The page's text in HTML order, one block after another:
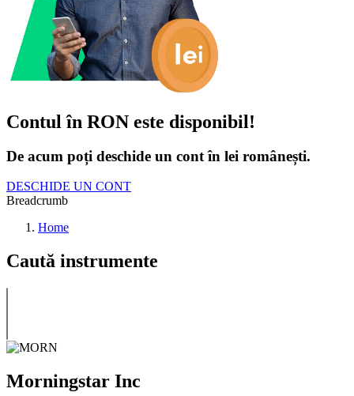
Contul în RON este disponibil!
De acum poți deschide un cont în lei românești.
DESCHIDE UN CONT
Breadcrumb
Home
Caută instrumente
Morningstar Inc